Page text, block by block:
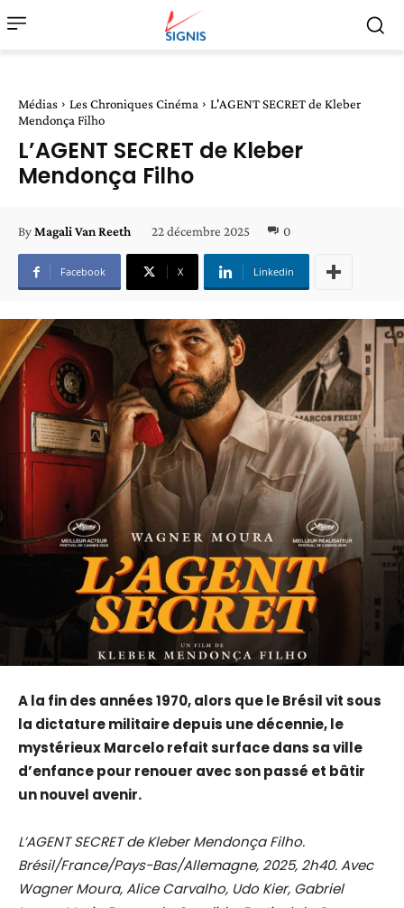
Médias Les Chroniques Cinéma
L'AGENT SECRET de Kleber
Mendonça Filho
L’AGENT SECRET de Kleber
Mendonça Filho
ByMagali Van Reeth 22 décembre 2025 0
Facebook X Linkedin
A la fin des années 1970, alors que le Brésil vit sous
la dictature militaire depuis une décennie, le
mystérieux Marcelo refait surface dans sa ville
d’enfance pour renouer avec son passé et bâtir
un nouvel avenir.
L’AGENT SECRET de Kleber Mendonça Filho.
Brésil/France/Pays-Bas/Allemagne, 2025, 2h40. Avec
Wagner Moura, Alice Carvalho, Udo Kier, Gabriel